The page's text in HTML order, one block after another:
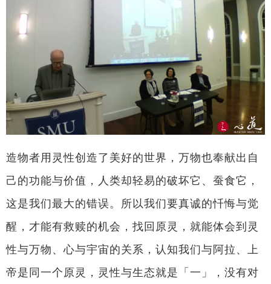
造物者用灵性创造了美好的世界，万物也奉献出自
己的功能与价值，人类却轻易的破坏它、蚕食它，
这是我们最大的错误。所以我们要真诚的忏悔与觉
醒，才能有救赎的机会，找回原灵，就能体会到灵
性与万物、心与宇宙的关系，认知我们与阿拉、上
帝是同一个原灵，灵性与生态就是「一」，没有对